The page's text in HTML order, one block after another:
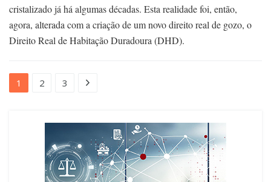
cristalizado já há algumas décadas. Esta realidade foi, então,
agora, alterada com a criação de um novo direito real de gozo, o
Direito Real de Habitação Duradoura (DHD).
1 2 3